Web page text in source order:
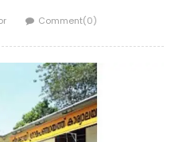
Comment(0)